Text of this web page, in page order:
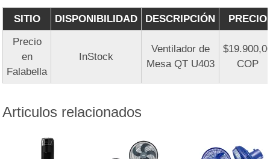
SITIO DISPONIBILIDAD DESCRIPCIÓN
PRECIO
Precio
en
Falabella
InStock
Ventilador de
Mesa QT U403
COP
Articulos relacionados